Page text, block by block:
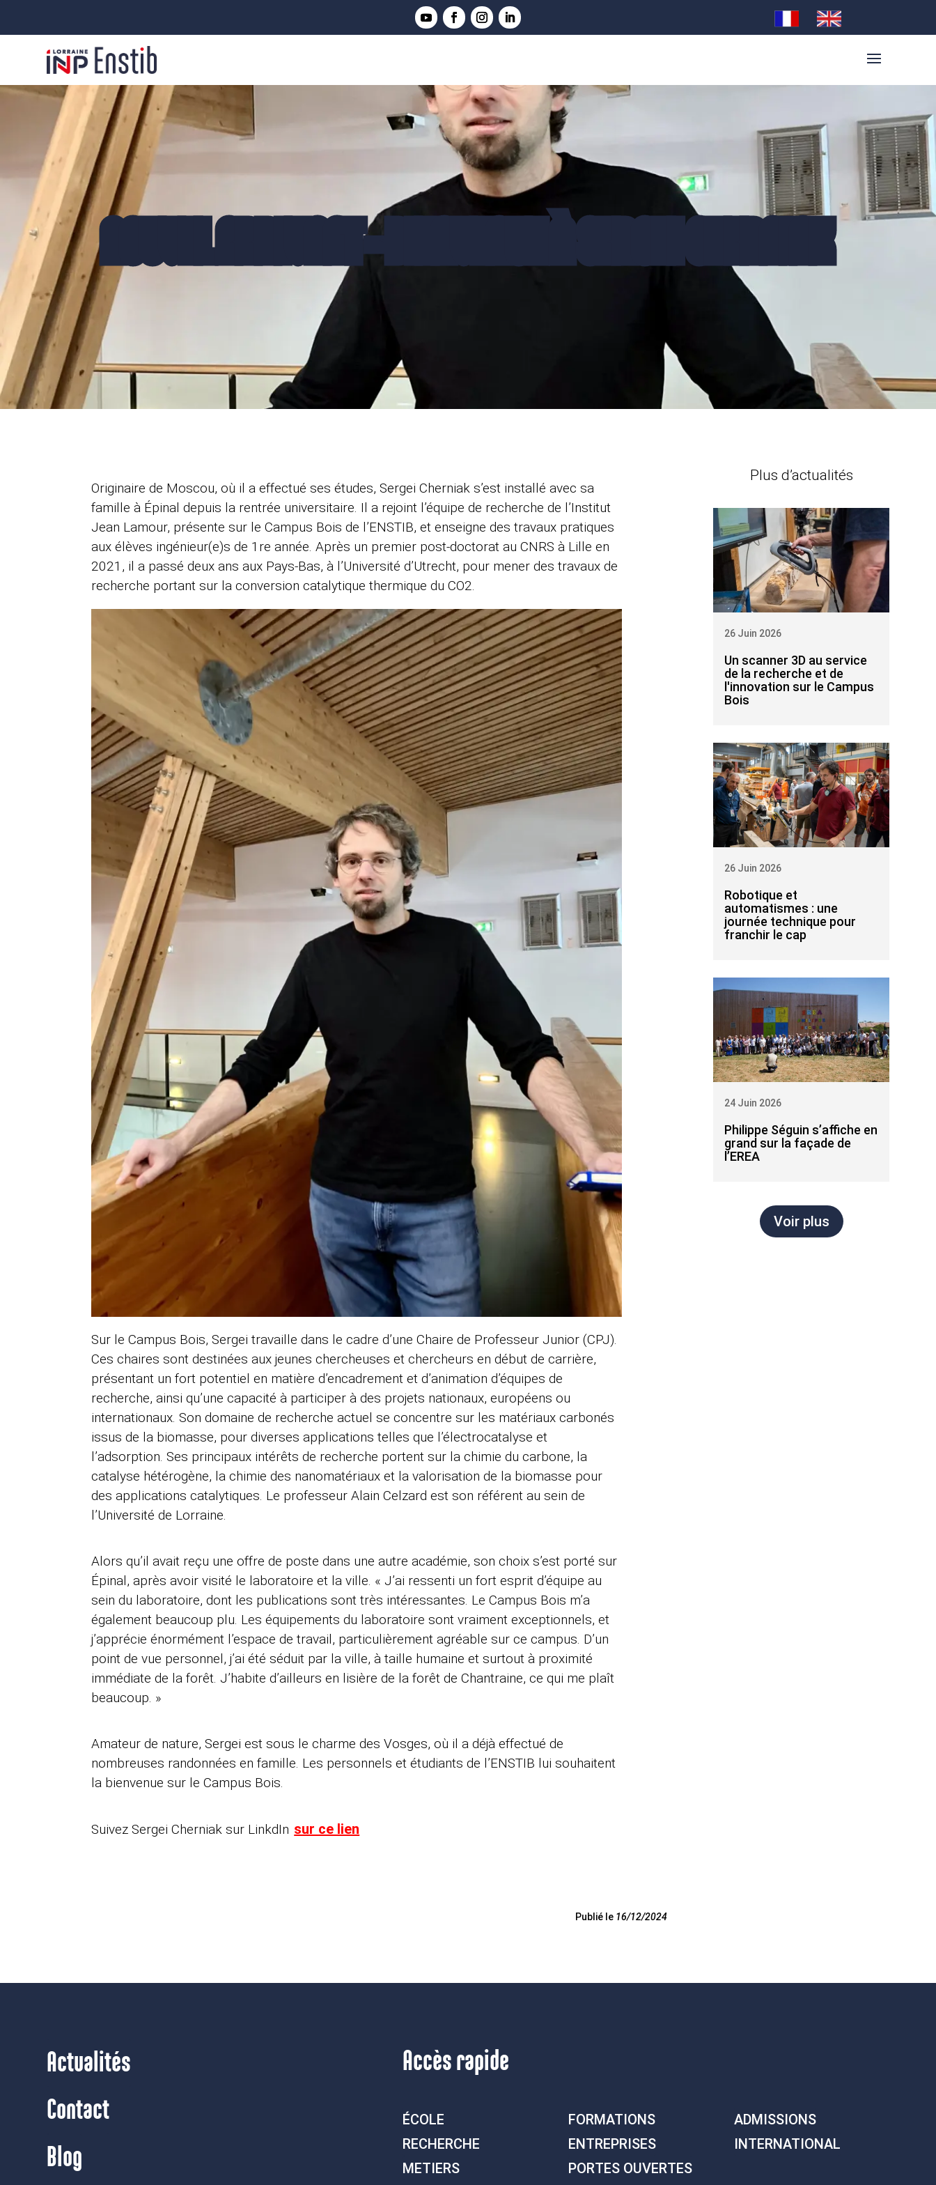
NOUVEL ARRIVANT - BIENVENUE À SERGEI CHERNIAK
Originaire de Moscou, où il a effectué ses études, Sergei Cherniak s’est installé avec sa
famille à Épinal depuis la rentrée universitaire. Il a rejoint l’équipe de recherche de l’Institut
Jean Lamour, présente sur le Campus Bois de l’ENSTIB, et enseigne des travaux pratiques
aux élèves ingénieur(e)s de 1re année. Après un premier post-doctorat au CNRS à Lille en
2021, il a passé deux ans aux Pays-Bas, à l’Université d’Utrecht, pour mener des travaux de
recherche portant sur la conversion catalytique thermique du CO2.
Sur le Campus Bois, Sergei travaille dans le cadre d’une Chaire de Professeur Junior (CPJ).
Ces chaires sont destinées aux jeunes chercheuses et chercheurs en début de carrière,
présentant un fort potentiel en matière d’encadrement et d’animation d’équipes de
recherche, ainsi qu’une capacité à participer à des projets nationaux, européens ou
internationaux. Son domaine de recherche actuel se concentre sur les matériaux carbonés
issus de la biomasse, pour diverses applications telles que l’électrocatalyse et
l’adsorption. Ses principaux intérêts de recherche portent sur la chimie du carbone, la
catalyse hétérogène, la chimie des nanomatériaux et la valorisation de la biomasse pour
des applications catalytiques. Le professeur Alain Celzard est son référent au sein de
l’Université de Lorraine.
Alors qu’il avait reçu une offre de poste dans une autre académie, son choix s’est porté sur
Épinal, après avoir visité le laboratoire et la ville. « J’ai ressenti un fort esprit d’équipe au
sein du laboratoire, dont les publications sont très intéressantes. Le Campus Bois m’a
également beaucoup plu. Les équipements du laboratoire sont vraiment exceptionnels, et
j’apprécie énormément l’espace de travail, particulièrement agréable sur ce campus. D’un
point de vue personnel, j’ai été séduit par la ville, à taille humaine et surtout à proximité
immédiate de la forêt. J’habite d’ailleurs en lisière de la forêt de Chantraine, ce qui me plaît
beaucoup. »
Amateur de nature, Sergei est sous le charme des Vosges, où il a déjà effectué de
nombreuses randonnées en famille. Les personnels et étudiants de l’ENSTIB lui souhaitent
la bienvenue sur le Campus Bois.
Suivez Sergei Cherniak sur LinkdIn sur ce lien
Publié le 16/12/2024
Plus d’actualités
Un scanner 3D au service
de la recherche et de
l'innovation sur le Campus
Bois
26 Juin 2026
Robotique et
automatismes : une
journée technique pour
franchir le cap
26 Juin 2026
Philippe Séguin s’affiche en
grand sur la façade de
l’EREA
24 Juin 2026
Voir plus
Actualités
Contact
Blog
Accès rapide
ÉCOLE FORMATIONS
ADMISSIONS
RECHERCHE
ENTREPRISES
INTERNATIONAL
METIERS
PORTES OUVERTES